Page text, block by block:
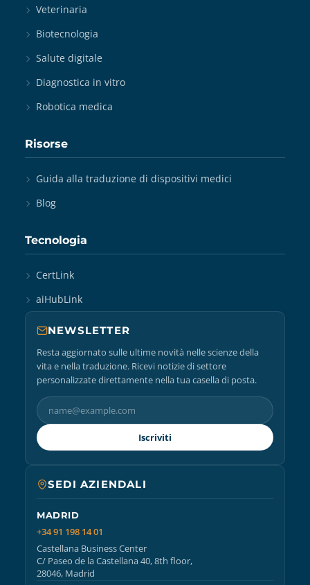
Veterinaria
Biotecnologia
Salute digitale
Diagnostica in vitro
Robotica medica
Risorse
Guida alla traduzione di dispositivi medici
Blog
Tecnologia
CertLink
aiHubLink
NEWSLETTER
Resta aggiornato sulle ultime novità nelle scienze della
vita e nella traduzione. Ricevi notizie di settore
personalizzate direttamente nella tua casella di posta.
Iscriviti
SEDI AZIENDALI
MADRID
+34 91 198 14 01
Castellana Business Center
C/ Paseo de la Castellana 40, 8th floor,
28046, Madrid